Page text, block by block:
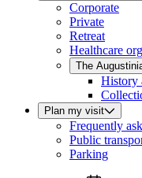
Corporate
Private
Retreat
Healthcare
The
History
Plan my visit
Frequently
Public
Parking